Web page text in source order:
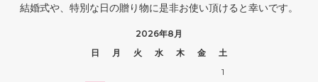
結婚式や、特別な日の贈り物に是非お使い頂けると幸いです。
2026年8月
日
月 火 水 木 金
土
1